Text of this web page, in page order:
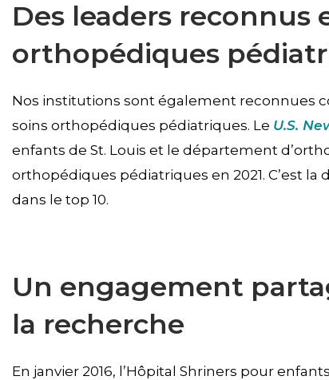
Des leaders reconnus
orthopédiques
Nos institutions sont également reconnues
soins orthopédiques pédiatriques. Le U.S.
enfants de St. Louis et le département
orthopédiques pédiatriques en 2021. C’est
dans le top 10.
Un engagement
la recherche
En janvier 2016, l’Hôpital Shriners pour